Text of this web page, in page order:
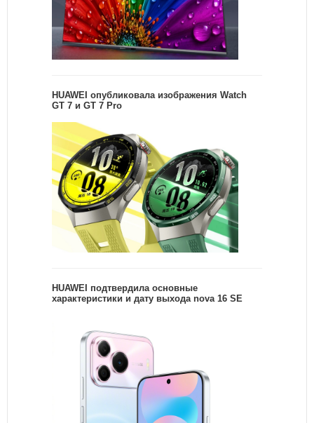
HUAWEI опубликовала изображения Watch
GT 7 и GT 7 Pro
HUAWEI подтвердила основные
характеристики и дату выхода nova 16 SE